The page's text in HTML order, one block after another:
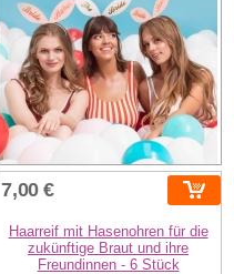
7,00 €
Haarreif mit Hasenohren für die
zukünftige Braut und ihre
Freundinnen - 6 Stück